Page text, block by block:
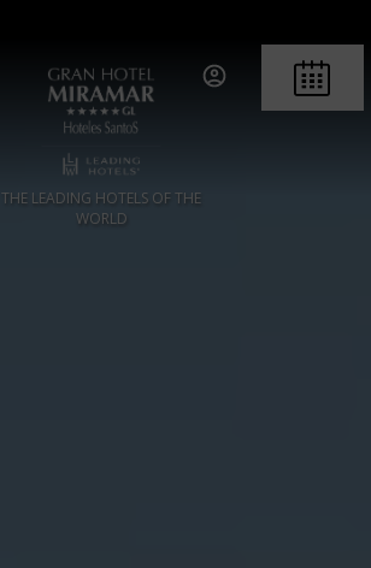
THE LEADING HOTELS OF THE
WORLD